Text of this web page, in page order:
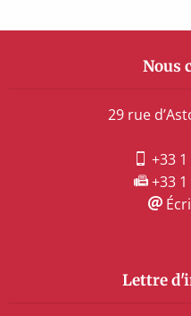
Nous
29 rue
+33 1
+33
Lettre